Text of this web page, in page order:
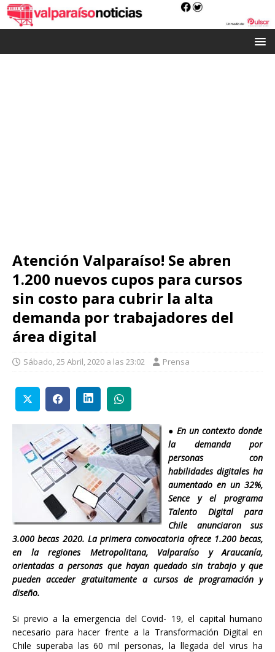
Atención Valparaíso! Se abren
1.200 nuevos cupos para cursos
sin costo para cubrir la alta
demanda por trabajadores del
área digital
Sábado, 25 Abril, 2020 a las 23:02 Prensa
● En un contexto donde
la demanda por
personas con
habilidades digitales ha
aumentado en un 32%,
Sence y el programa
Talento Digital para
Chile anunciaron sus
3.000 becas 2020. La primera convocatoria ofrece 1.200 becas,
en la regiones Metropolitana, Valparaíso y Araucanía,
orientadas a personas que hayan quedado sin trabajo y que
pueden acceder gratuitamente a cursos de programación y
diseño.
Si previo a la emergencia del Covid- 19, el capital humano
necesario para hacer frente a la Transformación Digital en
Chile superaba las 60 mil personas, la llegada del virus ha